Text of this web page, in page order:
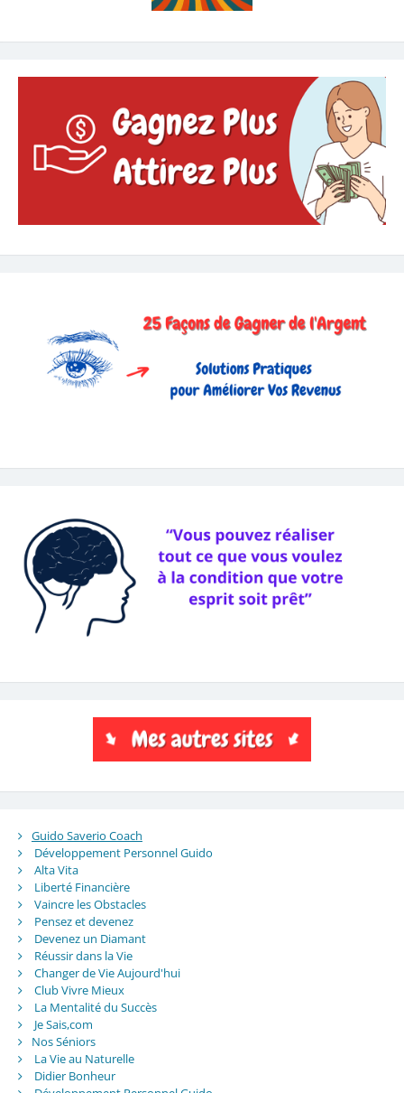
Guido Saverio Coach
Développement Personnel Guido
Alta Vita
Liberté Financière
Vaincre les Obstacles
Pensez et devenez
Devenez un Diamant
Réussir dans la Vie
Changer de Vie Aujourd'hui
Club Vivre Mieux
La Mentalité du Succès
Je Sais,com
Nos Séniors
La Vie au Naturelle
Didier Bonheur